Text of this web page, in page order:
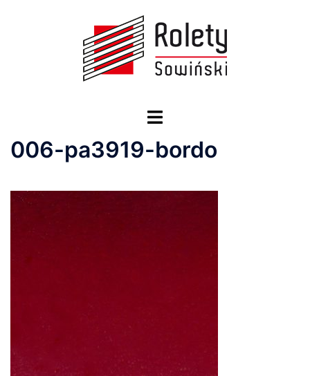
Przełącz
006-pa3919-bordo